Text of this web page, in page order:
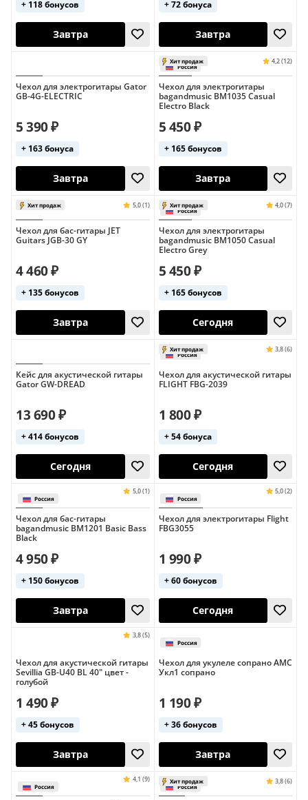
Хит продаж 3,8 (5)
Россия
Хит продаж 4,1 (16)
Завтра
Россия
Завтра
3,8 (6)
+ 118 бонусов
Завтра
+ 72 бонуса
Завтра
Чехол для электрогитары Gator
GB-4G-ELECTRIC
5 390 ₽
+ 163 бонуса
Чехол для электрогитары
bagandmusic BM1035 Casual
Electro Black
5 450 ₽
+ 165 бонусов
Чехол для бас-гитары JET
Guitars JGB-30 GY
4 460 ₽
+ 135 бонусов
Чехол для электрогитары
bagandmusic BM1050 Casual
Electro Grey
5 450 ₽
+ 165 бонусов
Кейс для акустической гитары
Gator GW-DREAD
13 690 ₽
+ 414 бонусов
Сегодня
Чехол для акустической гитары
FLIGHT FBG-2039
1 800 ₽
+ 54 бонуса
Сегодня
Чехол для бас-гитары
bagandmusic BM1201 Basic Bass
Black
4 950 ₽
+ 150 бонусов
Чехол для электрогитары Flight
FBG3055
1 990 ₽
+ 60 бонусов
Чехол для акустической гитары
Sevillia GB-U40 BL 40" цвет -
голубой
1 490 ₽
+ 45 бонусов
Чехол для укулеле сопрано AMC
Укл1 сопрано
1 190 ₽
+ 36 бонусов